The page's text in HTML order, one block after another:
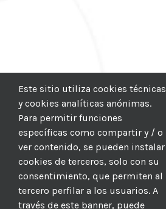
Este sitio utiliza cookies técnicas
y cookies analíticas anónimas.
Para permitir funciones
específicas como compartir y / o
ver contenido, se pueden instalar
cookies de terceros, solo con su
consentimiento, que permiten al
tercero perfilar a los usuarios. A
través de este banner, puede